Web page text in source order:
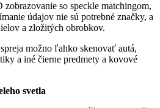
so speckle matchingom,
údajov nie sú potrebné značky, a
a zložitých obrobkov.
možno ľahko skenovať autá,
a iné čierne predmety a kovové
svetla